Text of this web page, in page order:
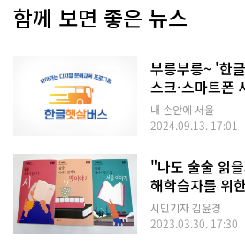
함께 보면 좋은 뉴스
부릉부릉~ '한
스크·스마트폰
내 손안에 서울
2024.09.13. 17:01
"나도 술술 읽
해학습자를 위
시민기자 김윤경
2023.03.30. 17:30